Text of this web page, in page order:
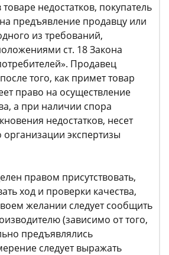
недостатков, покупатель
предъявление продавцу или
из требований,
ст. 18 Закона
Продавец
того, как примет товар
право на осуществление
а при наличии спора
недостатков, несет
организации экспертизы
правом присутствовать,
ход и проверки качества,
желании следует сообщить
(зависимо от того,
предъявлялись
следует выражать